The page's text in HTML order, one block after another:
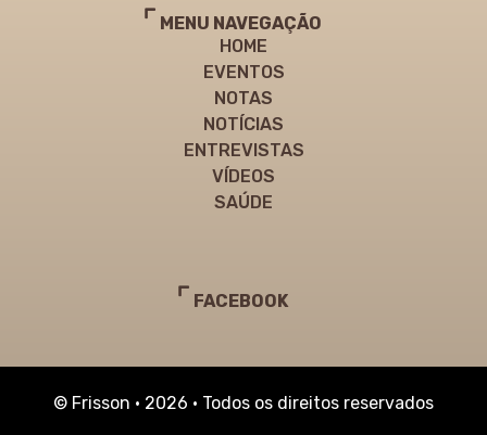
MENU NAVEGAÇÃO
HOME
EVENTOS
NOTAS
NOTÍCIAS
ENTREVISTAS
VÍDEOS
SAÚDE
FACEBOOK
© Frisson • 2026 • Todos os direitos reservados